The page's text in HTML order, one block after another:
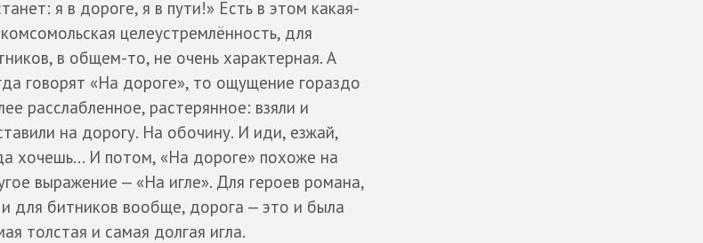
я в дороге, я в пути!» Есть в этом какая-
целеустремлённость, для
в общем-то, не очень характерная. А
говорят «На дороге», то ощущение гораздо
расслабленное, растерянное: взяли и
на дорогу. На обочину. И иди, езжай,
хочешь... И потом, «На дороге» похоже на
выражение — «На игле». Для героев романа,
для битников вообще, дорога — это и была
толстая и самая долгая игла.